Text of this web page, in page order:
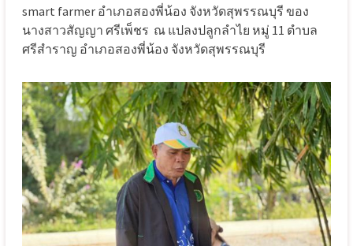
smart farmer อำเภอสองพี่น้อง จังหวัดสุพรรณบุรี ของ
นางสาวสัญญา ศรีเพ็ชร ณ แปลงปลูกลำไย หมู่ 11 ตำบล
ศรีสำราญ อำเภอสองพี่น้อง จังหวัดสุพรรณบุรี